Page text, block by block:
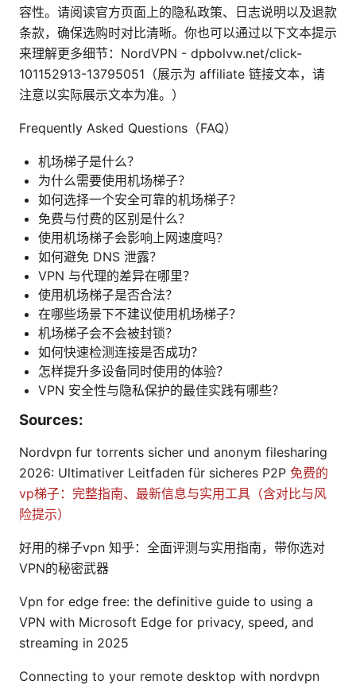
容性。请阅读官方页面上的隐私政策、日志说明以及退款
条款，确保选购时对比清晰。你也可以通过以下文本提示
来理解更多细节：NordVPN - dpbolvw.net/click-
101152913-13795051（展示为 affiliate 链接文本，请
注意以实际展示文本为准。）
Frequently Asked Questions（FAQ）
机场梯子是什么？
为什么需要使用机场梯子？
如何选择一个安全可靠的机场梯子？
免费与付费的区别是什么？
使用机场梯子会影响上网速度吗？
如何避免 DNS 泄露？
VPN 与代理的差异在哪里？
使用机场梯子是否合法？
在哪些场景下不建议使用机场梯子？
机场梯子会不会被封锁？
如何快速检测连接是否成功？
怎样提升多设备同时使用的体验？
VPN 安全性与隐私保护的最佳实践有哪些？
Sources:
Nordvpn fur torrents sicher und anonym filesharing
2026: Ultimativer Leitfaden für sicheres P2P 免费的
vp梯子：完整指南、最新信息与实用工具（含对比与风
险提示）
好用的梯子vpn 知乎：全面评测与实用指南，带你选对
VPN的秘密武器
Vpn for edge free: the definitive guide to using a
VPN with Microsoft Edge for privacy, speed, and
streaming in 2025
Connecting to your remote desktop with nordvpn